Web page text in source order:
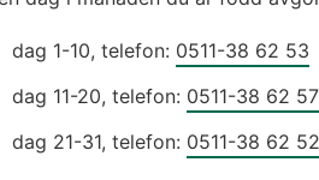
dag 1-10, telefon: 0511-38 62 53
dag 11-20, telefon: 0511-38 62 57
dag 21-31, telefon: 0511-38 62 52